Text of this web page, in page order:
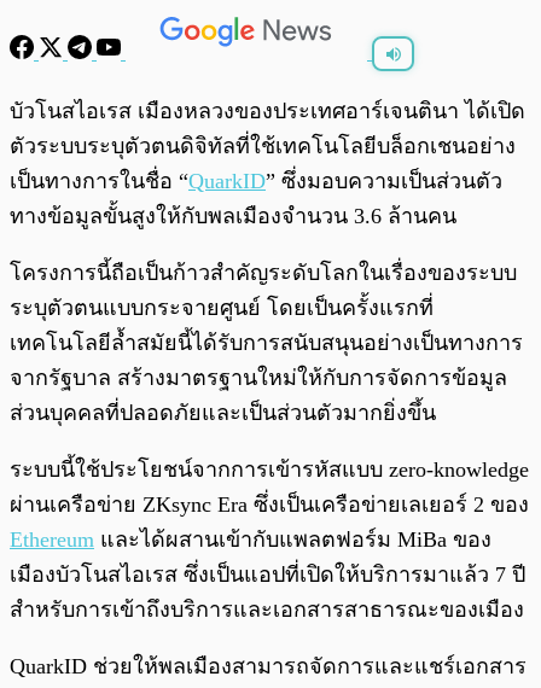
พร้อมเล่น 0:00 0:00
บัวโนสไอเรส เมืองหลวงของประเทศอาร์เจนตินา ได้เปิด
ตัวระบบระบุตัวตนดิจิทัลที่ใช้เทคโนโลยีบล็อกเชนอย่าง
เป็นทางการในชื่อ “QuarkID” ซึ่งมอบความเป็นส่วนตัว
ทางข้อมูลขั้นสูงให้กับพลเมืองจำนวน 3.6 ล้านคน
โครงการนี้ถือเป็นก้าวสำคัญระดับโลกในเรื่องของระบบ
ระบุตัวตนแบบกระจายศูนย์ โดยเป็นครั้งแรกที่
เทคโนโลยีล้ำสมัยนี้ได้รับการสนับสนุนอย่างเป็นทางการ
จากรัฐบาล สร้างมาตรฐานใหม่ให้กับการจัดการข้อมูล
ส่วนบุคคลที่ปลอดภัยและเป็นส่วนตัวมากยิ่งขึ้น
ระบบนี้ใช้ประโยชน์จากการเข้ารหัสแบบ zero-knowledge
ผ่านเครือข่าย ZKsync Era ซึ่งเป็นเครือข่ายเลเยอร์ 2 ของ
Ethereum และได้ผสานเข้ากับแพลตฟอร์ม MiBa ของ
เมืองบัวโนสไอเรส ซึ่งเป็นแอปที่เปิดให้บริการมาแล้ว 7 ปี
สำหรับการเข้าถึงบริการและเอกสารสาธารณะของเมือง
QuarkID ช่วยให้พลเมืองสามารถจัดการและแชร์เอกสาร